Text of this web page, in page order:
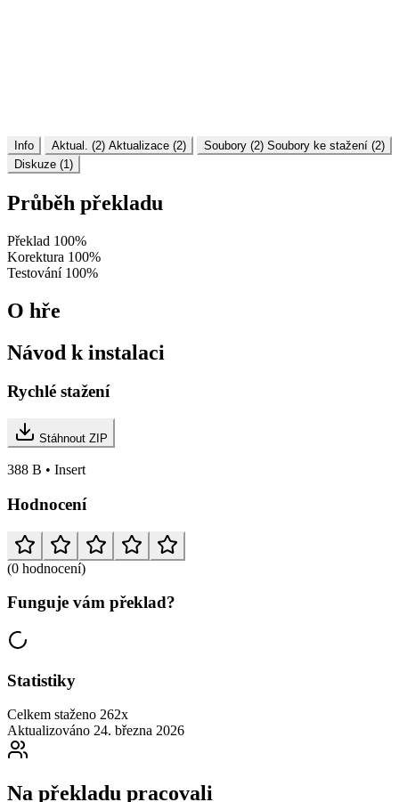
Info Aktual. (2) Aktualizace (2) Soubory (2) Soubory ke stažení (2)
Diskuze (1)
Průběh překladu
Překlad 100%
Korektura 100%
Testování 100%
O hře
Návod k instalaci
Rychlé stažení
Stáhnout ZIP
388 B • Insert
Hodnocení
(0 hodnocení)
Funguje vám překlad?
Statistiky
Celkem staženo 262x
Aktualizováno 24. března 2026
Na překladu pracovali